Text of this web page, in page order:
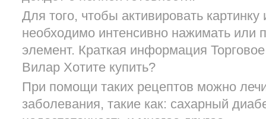
Для того, чтобы активировать
необходимо интенсивно нажимать или
элемент. Краткая информация
Вилар Хотите купить?
При помощи таких рецептов можно
заболевания, такие как: сахарный